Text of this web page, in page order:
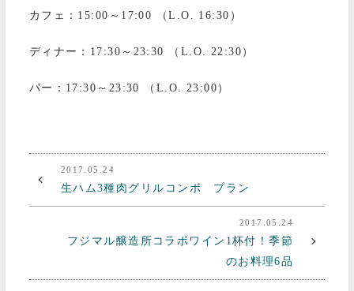
カフェ：15:00～17:00 （L.O. 16:30）
ディナー：17:30～23:30 （L.O. 22:30）
バー：17:30～23:30 （L.O. 23:00）
2017.05.24
生ハム3種肉グリルコンボ プラン
2017.05.24
フジマル醸造所コラボワイン1杯付！季節
のお料理6品